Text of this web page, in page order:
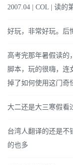
2007.04 | COL | 读的
好玩，非常好玩。后
高考完那年暑假读的
脚本，玩的很嗨，连
掉了如何使用这门奇
大二还是大三寒假看
台湾人翻译的还是不
的也多